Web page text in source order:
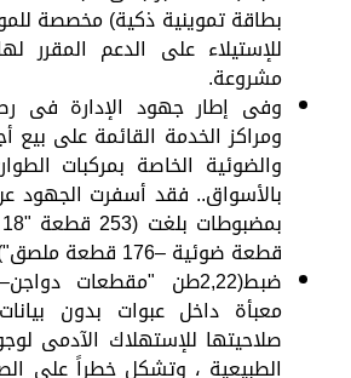
بطاقة تموينية ذكية) مخصصة
للإستيلاء على الدعم المقرر
مشروعة.
وفى إطار جهود الإدارة فى
ومراكز الخدمة القائمة على بيع
والضوئية الخاصة بمركبات
قطعة ضوئية –176 قطعة ملصق").
ضبط(2,22طن "مقطعات
معبأة داخل عبوات بدون
صلاحيتها للإستهلاك الآدمى
الطبيعية ، وتشكل خطراً على